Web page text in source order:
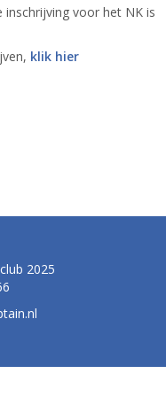
voor het NK is
klik hier
2025